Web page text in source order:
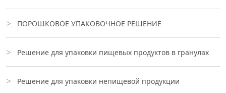
ПОРОШКОВОЕ УПАКОВОЧНОЕ РЕШЕНИЕ
Решение для упаковки пищевых продуктов в гранулах
Решение для упаковки непищевой продукции